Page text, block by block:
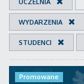
UCZELNIA
WYDARZENIA
STUDENCI
Promowane